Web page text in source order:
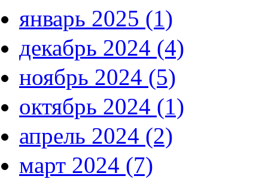
январь 2025 (1)
декабрь 2024 (4)
ноябрь 2024 (5)
октябрь 2024 (1)
апрель 2024 (2)
март 2024 (7)